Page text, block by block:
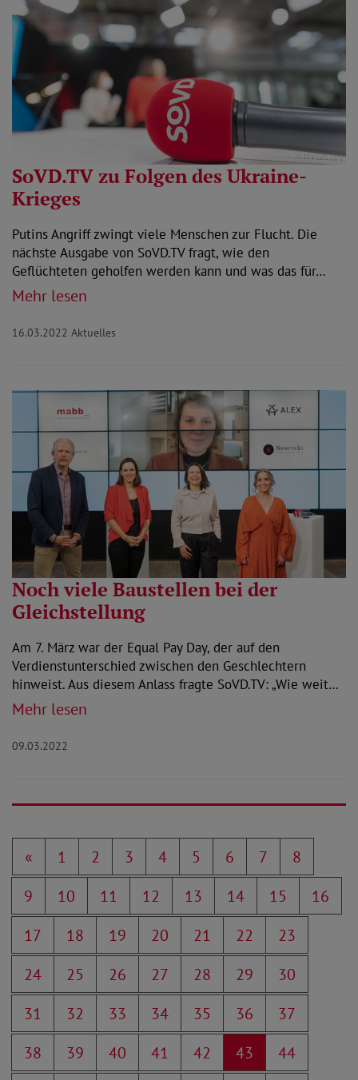
SoVD.TV zu Folgen des Ukraine-
Krieges
Putins Angriff zwingt viele Menschen zur Flucht. Die
nächste Ausgabe von SoVD.TV fragt, wie den
Geflüchteten geholfen werden kann und was das für…
Mehr lesen
16.03.2022 Aktuelles
Noch viele Baustellen bei der
Gleichstellung
Am 7. März war der Equal Pay Day, der auf den
Verdienstunterschied zwischen den Geschlechtern
hinweist. Aus diesem Anlass fragte SoVD.TV: „Wie weit…
Mehr lesen
09.03.2022
« 1 2 3 4 5 6 7
8
9
10 11 12 13 14 15
16
17
18 19 20 21 22
23
24
25 26 27 28 29
30
31
32 33 34 35 36
37
38
39 40 41 42 43
44